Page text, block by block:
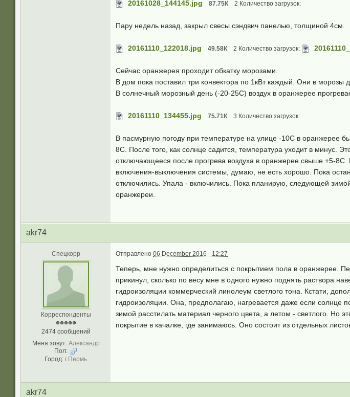
20161028_144145.jpg 87.75К 2 Количество загрузок:
Пару недель назад, закрыл свесы сэндвич панелью, толщиной 4см.
20161110_122018.jpg 49.58К 2 Количество загрузок:
Сейчас оранжерея проходит обкатку морозами.
В дом пока поставил три конвектора по 1кВт каждый. Они в морозы
В солнечный морозный день (-20-25С) воздух в оранжерее
20161110_134455.jpg 75.71К 3 Количество загрузок:
В пасмурную погоду при температуре на улице -10С в оранжерее
8С. После того, как солнце садится, температура уходит в минус.
отключающееся после прогрева воздуха в оранжерее свыше +5-
включения-выключения системы, думаю, не есть хорошо. Пока
отключились. Упала - включились. Пока планирую, следующей
оранжереи.
akr74
Спецкорр
Корреспонденты
2474 сообщений
Меня зовут: Александр
Пол:
Город: г.Пермь
Отправлено 06 December 2016 - 12:27
Теперь, мне нужно определиться с покрытием пола в оранжерее.
прикинул, сколько по весу мне в одного нужно поднять раствора
гидроизоляции коммерческий линолеум светлого тона. Кстати,
гидроизоляции. Она, предполагаю, нагревается даже если солнце
зимой расстилать материал черного цвета, а летом - светлого. Но
покрытие в качалке, где занимаюсь. Оно состоит из отдельных
akr74